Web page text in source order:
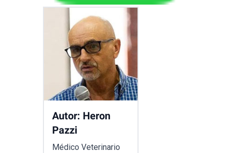
Autor: Heron
Pazzi
Médico Veterinario